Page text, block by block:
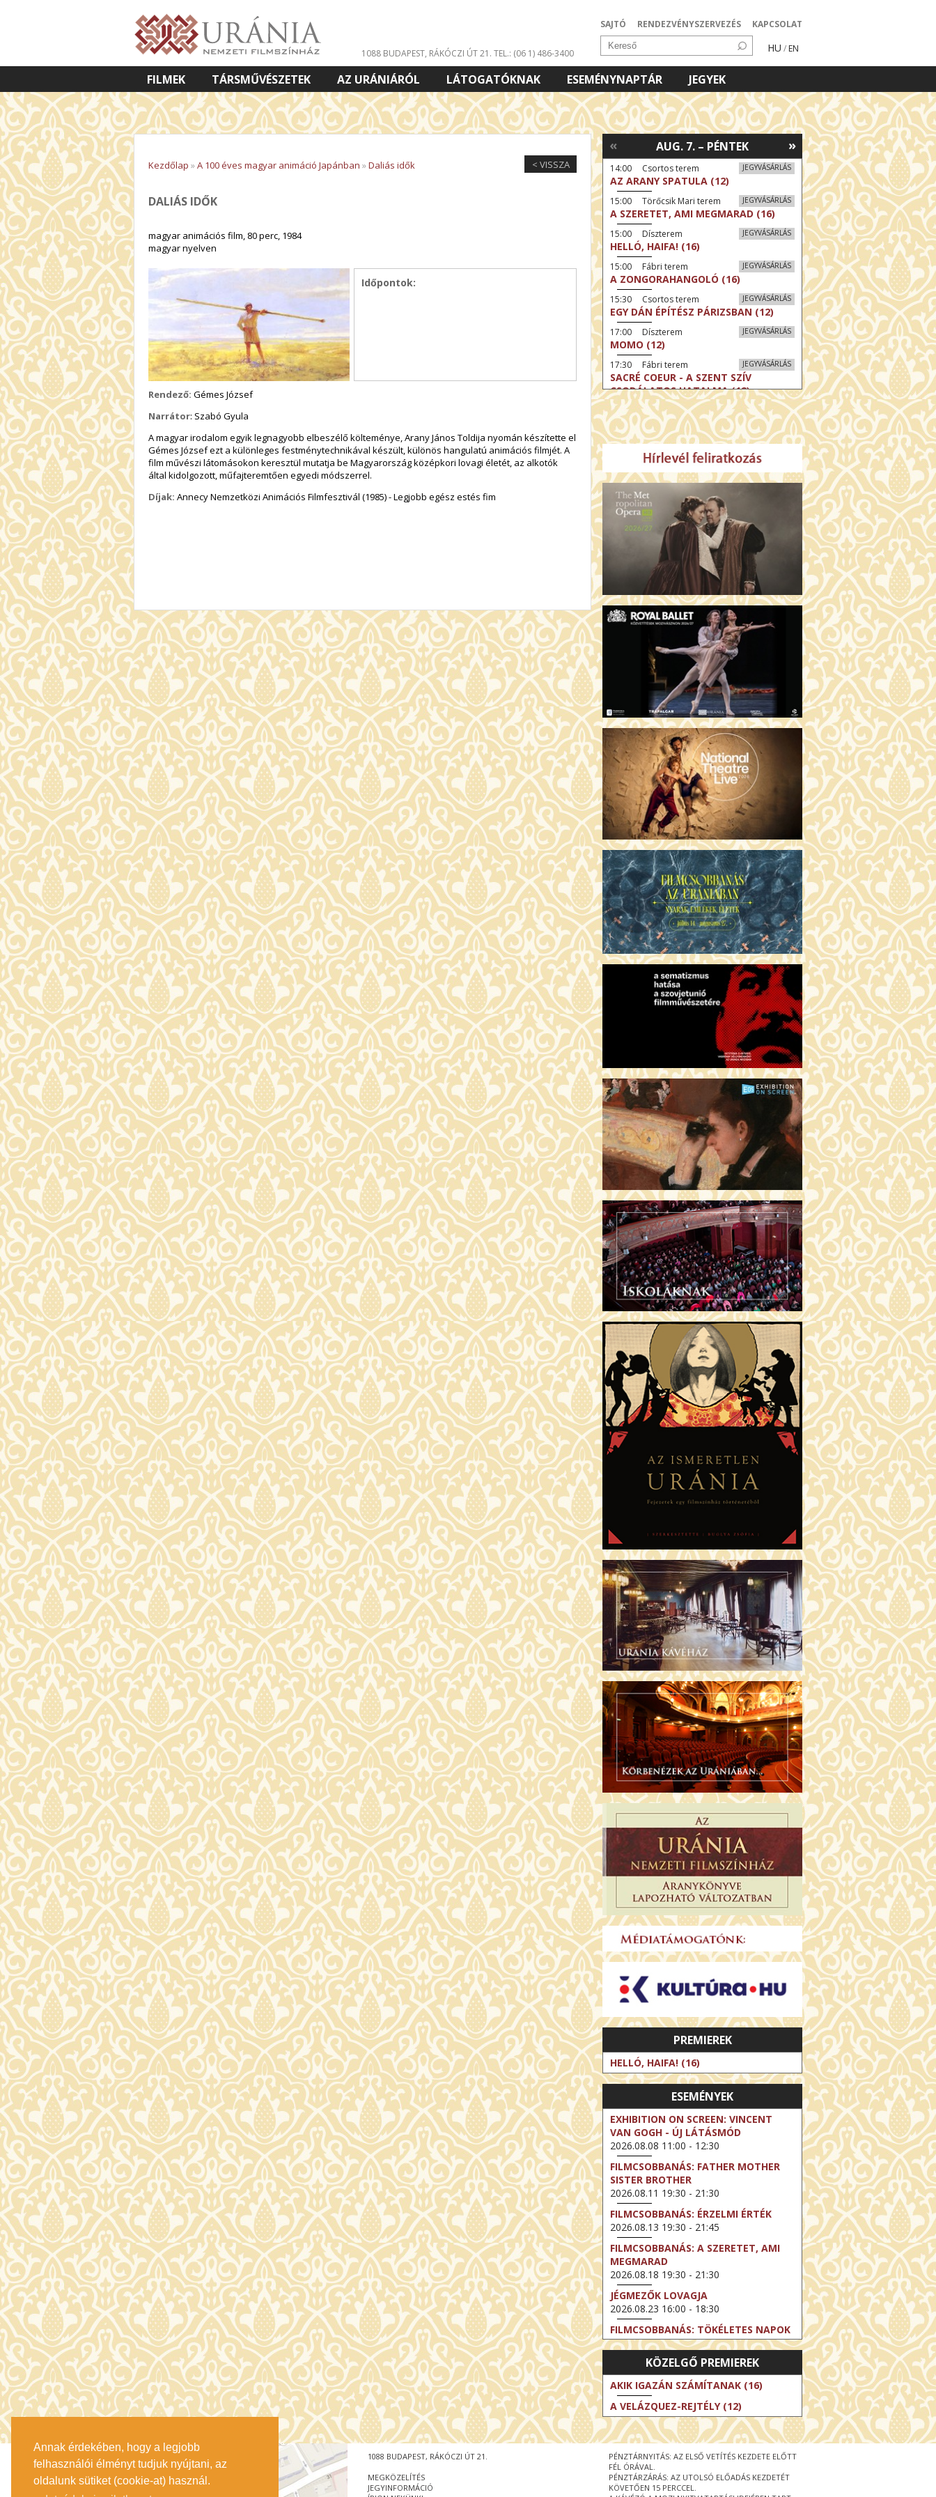
Annak érdekében, hogy a legjobb
felhasználói élményt tudjuk nyújtani, az
oldalunk sütiket (cookie-at) használ.
SAJTÓ RENDEZVÉNYSZERVEZÉS KAPCSOLAT
HU / EN
1088 BUDAPEST, RÁKÓCZI ÚT 21. TEL.: (06 1) 486-3400
FILMEK TÁRSMŰVÉSZETEK AZ URÁNIÁRÓL LÁTOGATÓKNAK ESEMÉNYNAPTÁR
JEGYEK
VETÍTETT KÉPES ELŐADÁSOK
< VISSZA
Kezdőlap »A 100 éves magyar animáció Japánban »Daliás idők
DALIÁS IDŐK
magyar animációs film, 80 perc, 1984
magyar nyelven
Időpontok:
Rendező: Gémes József
Narrátor: Szabó Gyula
A magyar irodalom egyik legnagyobb elbeszélő költeménye, Arany János Toldija nyomán készítette el
Gémes József ezt a különleges festménytechnikával készült, különös hangulatú animációs filmjét. A
film művészi látomásokon keresztül mutatja be Magyarország középkori lovagi életét, az alkotók
által kidolgozott, műfajteremtően egyedi módszerrel.
Díjak: Annecy Nemzetközi Animációs Filmfesztivál (1985) - Legjobb egész estés fim
»
AUG. 7. – PÉNTEK
«
JEGYVÁSÁRLÁS
14:00 Csortos terem
AZ ARANY SPATULA (12)
JEGYVÁSÁRLÁS
15:00 Törőcsik Mari terem
A SZERETET, AMI MEGMARAD (16)
JEGYVÁSÁRLÁS
15:00 Díszterem
HELLÓ, HAIFA! (16)
JEGYVÁSÁRLÁS
15:00 Fábri terem
A ZONGORAHANGOLÓ (16)
JEGYVÁSÁRLÁS
15:30 Csortos terem
EGY DÁN ÉPÍTÉSZ PÁRIZSBAN (12)
JEGYVÁSÁRLÁS
17:00 Díszterem
MOMO (12)
JEGYVÁSÁRLÁS
17:30 Fábri terem
SACRÉ COEUR - A SZENT SZÍV
CSODÁLATOS HATALMA (12)
JEGYVÁSÁRLÁS
17:30 Törőcsik Mari terem
SZERELMEM, MAROKKÓ (16)
JEGYVÁSÁRLÁS
17:30 Csortos terem
MOHÁCS – VILÁGOK HARCA (12)
JEGYVÁSÁRLÁS
19:00 Díszterem
ODÜSSZEIA (16)
19:30 Csortos terem
MEGHÍVÁS (16)
JEGYVÁSÁRLÁS
19:30 Fábri terem
KESERŰ KARÁCSONY (16)
JEGYVÁSÁRLÁS
20:00 Törőcsik Mari terem
AZ IDEGEN (16)
PREMIEREK
HELLÓ, HAIFA! (16)
ESEMÉNYEK
EXHIBITION ON SCREEN: VINCENT
VAN GOGH - ÚJ LÁTÁSMÓD
2026.08.08 11:00 - 12:30
FILMCSOBBANÁS: FATHER MOTHER
SISTER BROTHER
2026.08.11 19:30 - 21:30
FILMCSOBBANÁS: ÉRZELMI ÉRTÉK
2026.08.13 19:30 - 21:45
FILMCSOBBANÁS: A SZERETET, AMI
MEGMARAD
2026.08.18 19:30 - 21:30
JÉGMEZŐK LOVAGJA
2026.08.23 16:00 - 18:30
FILMCSOBBANÁS: TÖKÉLETES NAPOK
2026.08.25 19:30 - 21:45
FILMCSOBBANÁS: IFJÚSÁG
2026.08.27 19:30 - 21:30
EXHIBITION ON SCREEN: VINCENT
VAN GOGH - ÚJ LÁTÁSMÓD
2026.08.30 11:00 - 12:30
NT LIVE / DAVID IRELAND: THE FIFTH
STEP
2026.09.01 19:00 - 21:00
BERLIN ELESTE
KÖZELGŐ PREMIEREK
AKIK IGAZÁN SZÁMÍTANAK (16)
A VELÁZQUEZ-REJTÉLY (12)
PÉNZTÁRNYITÁS: AZ ELSŐ VETÍTÉS KEZDETE ELŐTT
FÉL ÓRÁVAL.
PÉNZTÁRZÁRÁS: AZ UTOLSÓ ELŐADÁS KEZDETÉT
KÖVETŐEN 15 PERCCEL.
1088 BUDAPEST, RÁKÓCZI ÚT 21.
MEGKÖZELÍTÉS
JEGYINFORMÁCIÓ